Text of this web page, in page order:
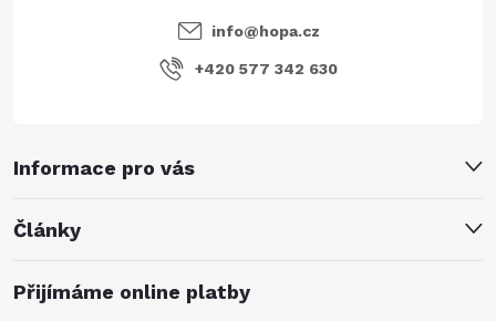
Informace pro vás
Články
info@hopa.cz
+420 577 342 630
Přijímáme online platby